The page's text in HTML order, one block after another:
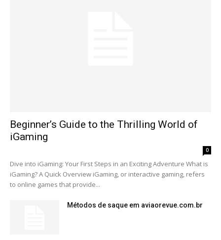
Beginner’s Guide to the Thrilling World of
iGaming
0
Dive into iGaming: Your First Steps in an Exciting Adventure What is
iGaming? A Quick Overview iGaming, or interactive gaming, refers
to online games that provide...
Métodos de saque em aviaorevue.com.br